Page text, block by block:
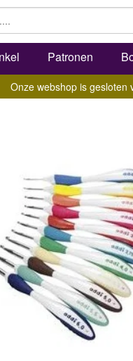
Patronen
Onze webshop is gesloten